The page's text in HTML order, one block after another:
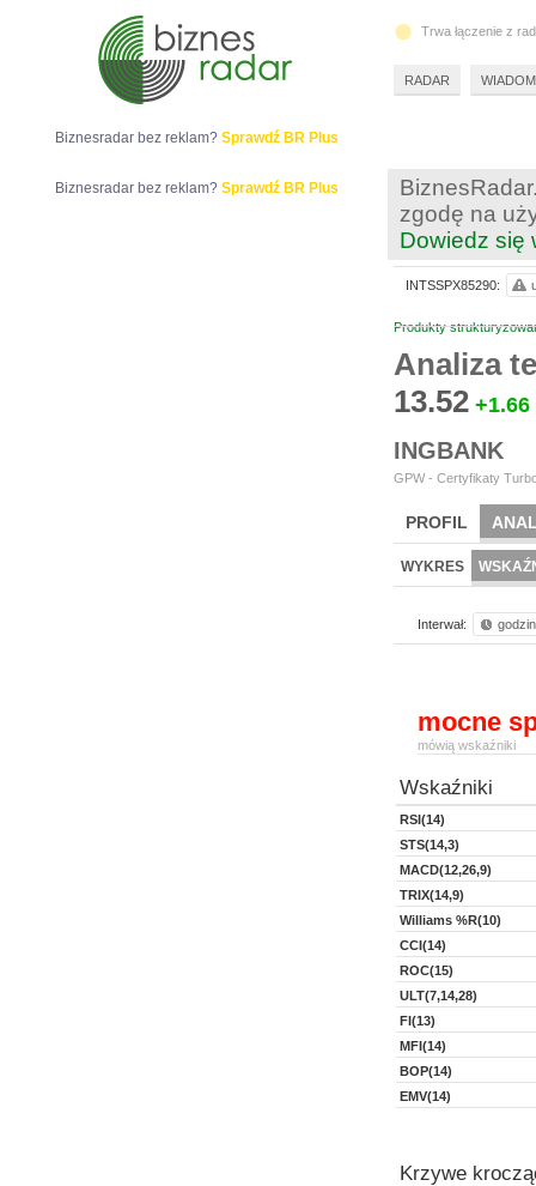
zgodę na
Dowiedz się
Produkty
Analiza
13.52 +1.66
INGBANK
GPW - Certyfikaty
PROFIL
WYKRES
Interwał:
mocne
mówią wskaźniki
Wskaźniki
RSI(14)
STS(14,3)
MACD(12,26,9)
TRIX(14,9)
Williams %R(10)
CCI(14)
ROC(15)
ULT(7,14,28)
FI(13)
MFI(14)
BOP(14)
EMV(14)
Krzywe
INTSSPX85290:
Biznesradar bez reklam? Sprawdź BR Plus
Biznesradar bez reklam? Sprawdź BR Plus
Trwa łączenie z
RADAR